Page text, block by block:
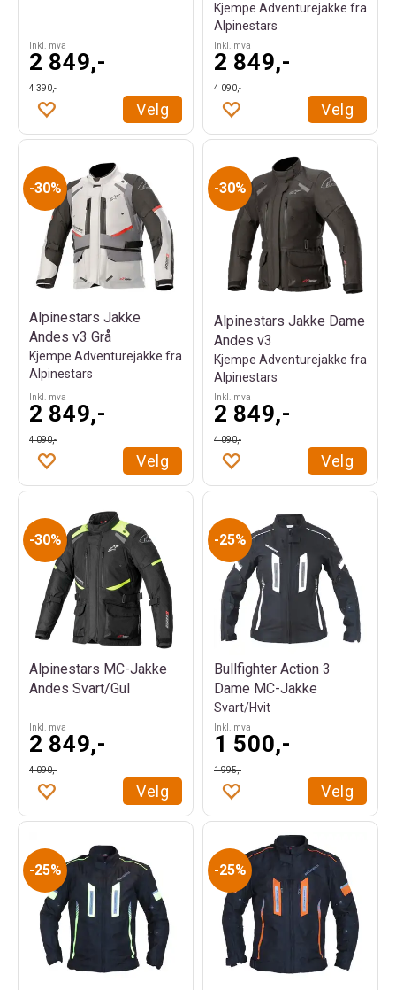
Inkl. mva
2 849,-
4 390,-
Velg
Kjempe Adventurejakke fra
Alpinestars
Inkl. mva
2 849,-
4 090,-
Velg
30%
Alpinestars Jakke
Andes v3 Grå
Kjempe Adventurejakke fra
Alpinestars
Inkl. mva
2 849,-
4 090,-
Velg
30%
Alpinestars Jakke Dame
Andes v3
Kjempe Adventurejakke fra
Alpinestars
Inkl. mva
2 849,-
4 090,-
Velg
30%
Alpinestars MC-Jakke
Andes Svart/Gul
Inkl. mva
2 849,-
4 090,-
Velg
25%
Bullfighter Action 3
Dame MC-Jakke
Svart/Hvit
Inkl. mva
1 500,-
1 995,-
Velg
25% 25%